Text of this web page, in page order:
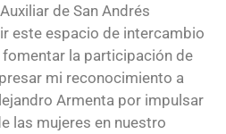
de San Andrés
este espacio de intercambio
la participación de
mi reconocimiento a
Armenta por impulsar
las mujeres en nuestro